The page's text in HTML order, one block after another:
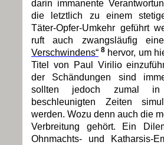
darin immanente
die letztlich zu einem
Täter-Opfer-Umkehr geführt
ruft auch zwangsläufig
Verschwindens“ 8 hervor, um
Titel von Paul Virilio
der Schändungen sind
sollten jedoch zumal in
beschleunigten Zeiten
werden. Wozu denn auch die
Verbreitung gehört. Ein
Ohnmachts- und Katharsis-